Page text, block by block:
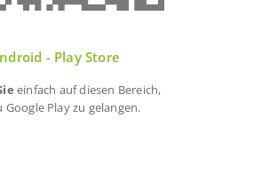
- Play Store
einfach auf diesen Bereich,
Google Play zu gelangen.